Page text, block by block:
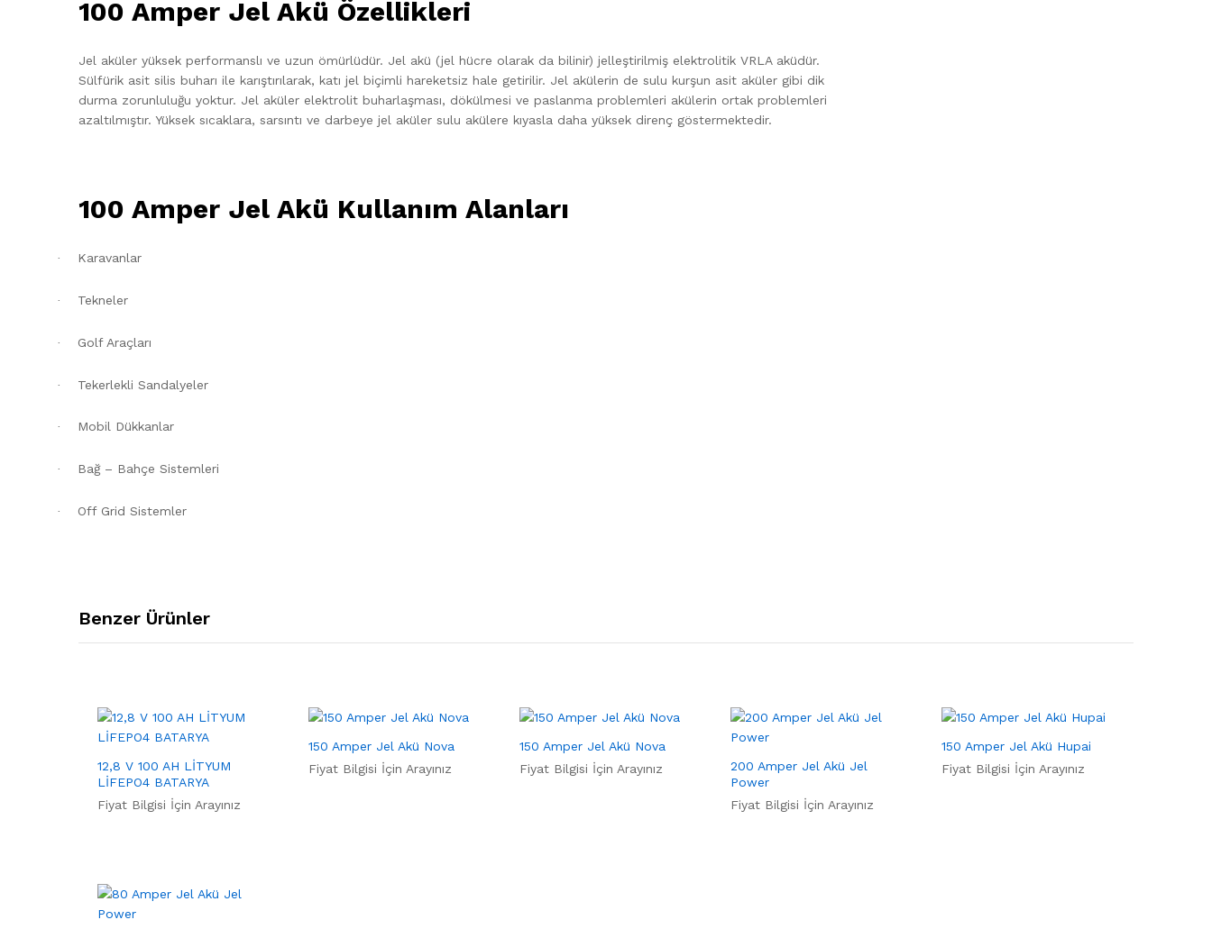
100 Amper Jel Akü Özellikleri
Jel aküler yüksek performanslı ve uzun ömürlüdür. Jel akü (jel hücre olarak da bilinir) jelleştirilmiş elektrolitik VRLA aküdür.
Sülfürik asit silis buharı ile karıştırılarak, katı jel biçimli hareketsiz hale getirilir. Jel akülerin de sulu kurşun asit aküler gibi dik
durma zorunluluğu yoktur. Jel aküler elektrolit buharlaşması, dökülmesi ve paslanma problemleri akülerin ortak problemleri
azaltılmıştır. Yüksek sıcaklara, sarsıntı ve darbeye jel aküler sulu akülere kıyasla daha yüksek direnç göstermektedir.
100 Amper Jel Akü Kullanım Alanları
· Karavanlar
· Tekneler
· Golf Araçları
· Tekerlekli Sandalyeler
· Mobil Dükkanlar
· Bağ – Bahçe Sistemleri
· Off Grid Sistemler
Benzer Ürünler
12,8 V 100 AH LİTYUM
LİFEPO4 BATARYA
Fiyat Bilgisi İçin Arayınız
150 Amper Jel Akü Nova
Fiyat Bilgisi İçin Arayınız
150 Amper Jel Akü Nova
Fiyat Bilgisi İçin Arayınız
200 Amper Jel Akü Jel
Power
Fiyat Bilgisi İçin Arayınız
150 Amper Jel Akü Hupai
Fiyat Bilgisi İçin Arayınız